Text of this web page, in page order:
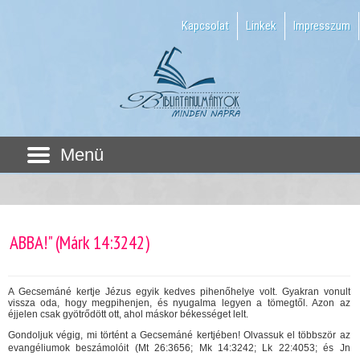
Kapcsolat Linkek Impresszum
Menü
ABBA!" (Márk 14:3242)
A Gecsemáné kertje Jézus egyik kedves pihenőhelye volt. Gyakran vonult
vissza oda, hogy megpihenjen, és nyugalma legyen a tömegtől. Azon az
éjjelen csak gyötrődött ott, ahol máskor békességet lelt.
Gondoljuk végig, mi történt a Gecsemáné kertjében! Olvassuk el többször az
evangéliumok beszámolóit (Mt 26:3656; Mk 14:3242; Lk 22:4053; és Jn